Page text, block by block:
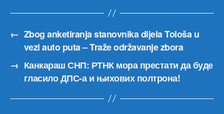
← Zbog anketiranja stanovnika dijela Tološa u
vezi auto puta – Traže održavanje zbora
→ Канкараш СНП: РТНК мора престати да буде
гласило ДПС-а и њихових полтрона!